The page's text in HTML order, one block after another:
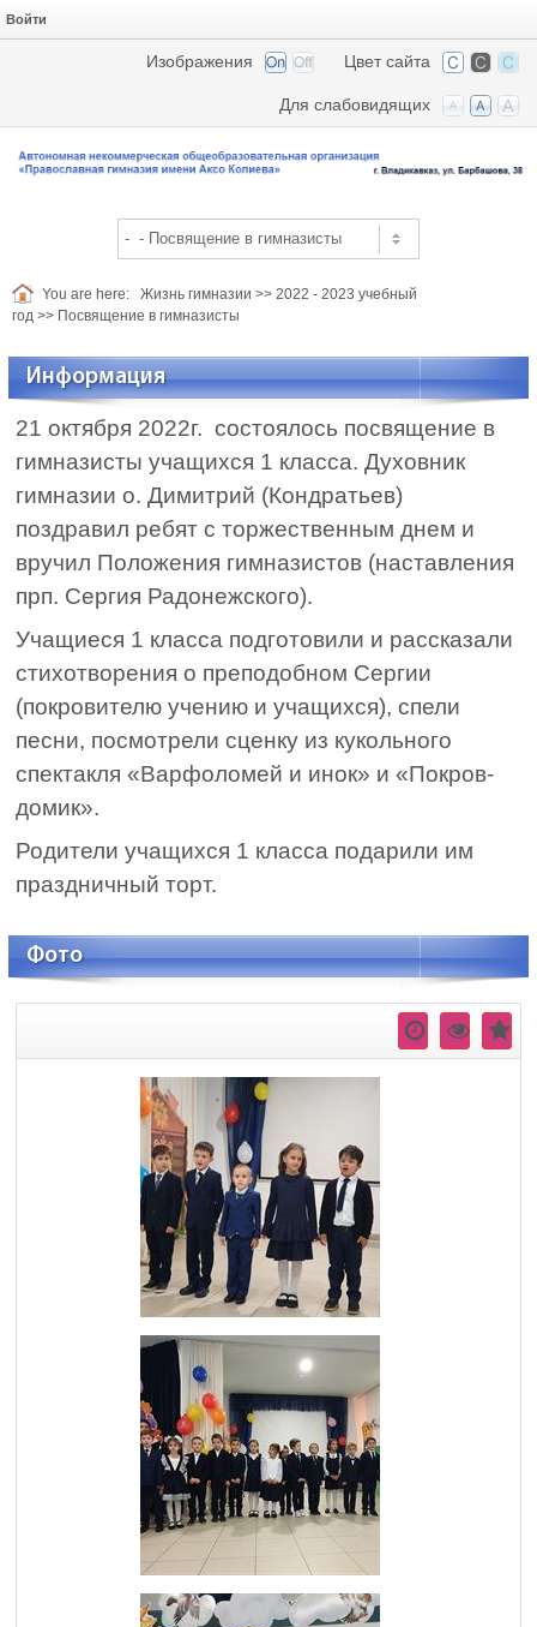
Войти
Цвет сайта
Изображения
Для слабовидящих
You are here: Жизнь гимназии >> 2022 - 2023 учебный
год >> Посвящение в гимназисты
Информация
21 октября 2022г. состоялось посвящение в
гимназисты учащихся 1 класса. Духовник
гимназии о. Димитрий (Кондратьев)
поздравил ребят с торжественным днем и
вручил Положения гимназистов (наставления
прп. Сергия Радонежского).
Учащиеся 1 класса подготовили и рассказали
стихотворения о преподобном Сергии
(покровителю учению и учащихся), спели
песни, посмотрели сценку из кукольного
спектакля «Варфоломей и инок» и «Покров-
домик».
Родители учащихся 1 класса подарили им
праздничный торт.
Фото